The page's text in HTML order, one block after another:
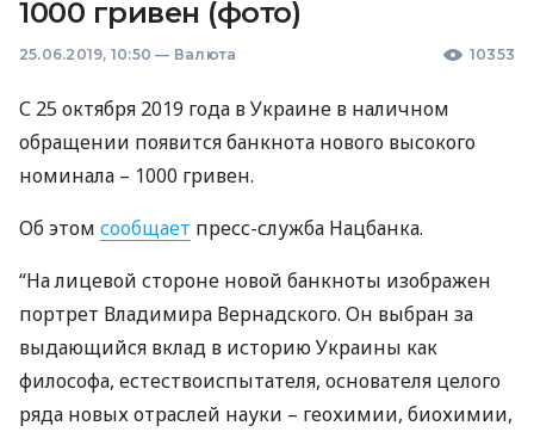
1000 гривен (фото)
25.06.2019, 10:50 — Валюта 10353
С 25 октября 2019 года в Украине в наличном
обращении появится банкнота нового высокого
номинала – 1000 гривен.
Об этом сообщает пресс-служба Нацбанка.
“На лицевой стороне новой банкноты изображен
портрет Владимира Вернадского. Он выбран за
выдающийся вклад в историю Украины как
философа, естествоиспытателя, основателя целого
ряда новых отраслей науки – геохимии, биохимии,